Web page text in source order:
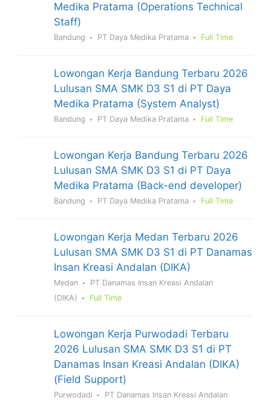
Medika Pratama (Operations Technical
Staff)
Bandung PT Daya Medika Pratama Full Time
Lowongan Kerja Bandung Terbaru 2026
Lulusan SMA SMK D3 S1 di PT Daya
Medika Pratama (System Analyst)
Bandung PT Daya Medika Pratama Full Time
Lowongan Kerja Bandung Terbaru 2026
Lulusan SMA SMK D3 S1 di PT Daya
Medika Pratama (Back-end developer)
Bandung PT Daya Medika Pratama Full Time
Lowongan Kerja Medan Terbaru 2026
Lulusan SMA SMK D3 S1 di PT Danamas
Insan Kreasi Andalan (DIKA)
Medan
PT Danamas Insan Kreasi Andalan
(DIKA)
Full Time
Lowongan Kerja Purwodadi Terbaru
2026 Lulusan SMA SMK D3 S1 di PT
Danamas Insan Kreasi Andalan (DIKA)
(Field Support)
Purwodadi
PT Danamas Insan Kreasi Andalan